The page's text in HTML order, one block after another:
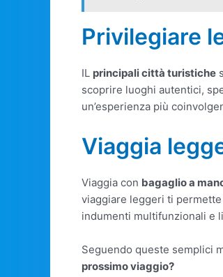
Privilegiare
IL principali città turistiche
scoprire luoghi autentici,
un’esperienza più
Viaggia
Viaggia con bagaglio a
viaggiare leggeri ti
indumenti multifunzionali e
Seguendo queste semplici
prossimo viaggio?